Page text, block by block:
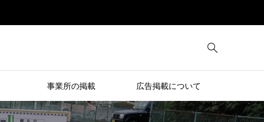

事業所の掲載 広告掲載について